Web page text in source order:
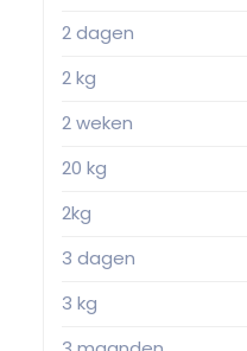
2 dagen
2 kg
2 weken
20 kg
2kg
3 dagen
3 kg